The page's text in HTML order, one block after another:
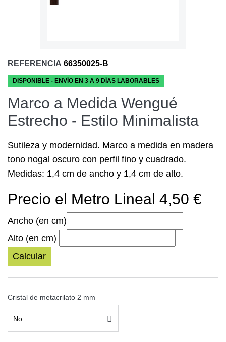
REFERENCIA 66350025-B
DISPONIBLE - ENVÍO EN 3 A 9 DÍAS LABORABLES
Marco a Medida Wengué
Estrecho - Estilo Minimalista
Sutileza y modernidad. Marco a medida en madera
tono nogal oscuro con perfil fino y cuadrado.
Medidas: 1,4 cm de ancho y 1,4 cm de alto.
Precio el Metro Lineal 4,50 €
Ancho (en cm)
Alto (en cm)
Calcular
Cristal de metacrilato 2 mm
No